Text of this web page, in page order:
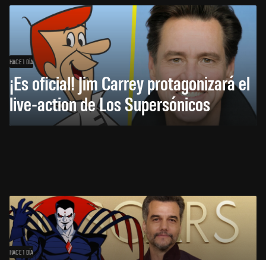
HACE 1 DÍA
¡Es oficial! Jim Carrey protagonizará el
live-action de Los Supersónicos
HACE 1 DÍA